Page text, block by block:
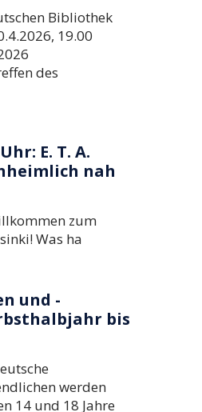
Bibliothek
19.00
des
E. T. A.
nah
zum
Was ha
und -
bis
werden
14 und 18 Jahre